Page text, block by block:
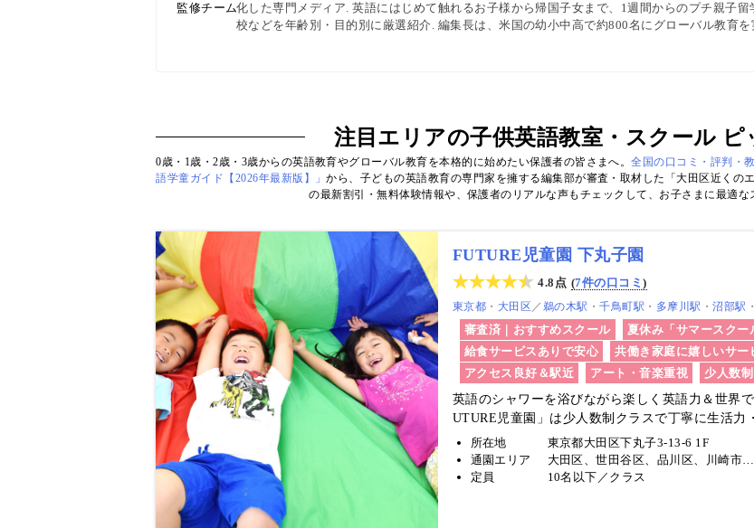
監修チーム化した専門メディア. 英語にはじめて触れるお子様から帰国子女まで、1週間からのプチ親子
校などを年齢別・目的別に厳選紹介. 編集長は、米国の幼小中高で約800名にグローバル教育
ター校経営者、子ども向けの英検1級・TOEIC・TOEFL・IELTS指導者、海外で子育て中のワ
注目エリアの子供英語教室・スクール ピ
0歳・1歳・2歳・3歳からの英語教育やグローバル教育を本格的に始めたい保護者の皆さまへ。全国の口コミ・評判・
語学童ガイド【2026年最新版】」から、子どもの英語教育の専門家を擁する編集部が審査・取材した「大田区近くの
の最新割引・無料体験情報や、保護者のリアルな声もチェックして、お子さまに最適な
FUTURE児童園 下丸子園
4.8点 7件の口コミ
東京都 大田区 ／ 鵜の木駅 千鳥町駅 多摩川駅 沼部駅
審査済｜おすすめスクール 夏休み「サマースクー
給食サービスありで安心
共働き家庭に嬉しいサー
アクセス良好＆駅近
アート・音楽重視
少人数制
英語のシャワーを浴びながら楽しく英語力＆世界
UTURE児童園」は少人数制クラスで丁寧に生活
す！所在地
東京都大田区下丸子3-13-6 1F
通園エリア
大田区、世田谷区、品川区、川崎市
定員
10名以下／クラス